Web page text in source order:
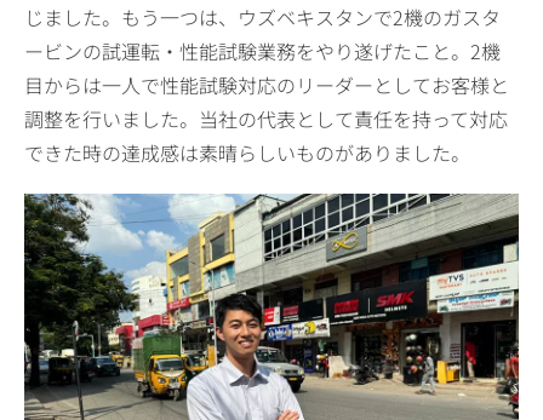
じました。もう一つは、ウズベキスタンで2機のガスタ
ービンの試運転・性能試験業務をやり遂げたこと。2機
目からは一人で性能試験対応のリーダーとしてお客様と
調整を行いました。当社の代表として責任を持って対応
できた時の達成感は素晴らしいものがありました。